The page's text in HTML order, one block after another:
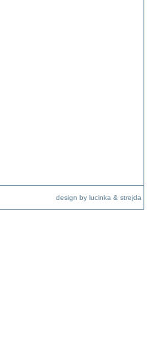
design by lucinka & strejda